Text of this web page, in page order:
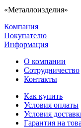
«Металлоизделия»
Компания
Покупателю
Информация
О компании
Сотрудничество
Контакты
Как купить
Условия оплаты
Условия
Гарантия на